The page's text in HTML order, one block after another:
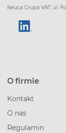
Neuca Grupa VAT, ul.
O firmie
Kontakt
O nas
Regulamin